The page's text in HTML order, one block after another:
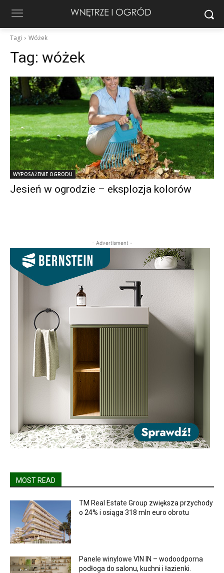
Tagi Wóżek
Tag: wóżek
WYPOSAŻENIE OGRODU
Jesień w ogrodzie – eksplozja kolorów
- Advertisment -
MOST READ
TM Real Estate Group zwiększa przychody
o 24% i osiąga 318 mln euro obrotu
Panele winylowe VIN IN – wodoodporna
podłoga do salonu, kuchni i łazienki.